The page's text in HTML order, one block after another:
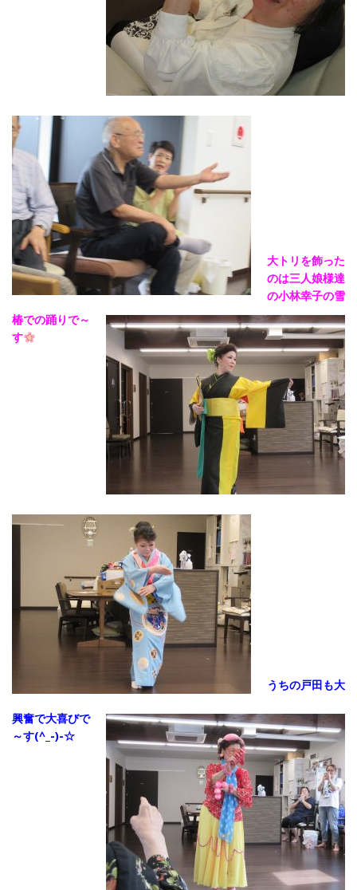
大トリを飾った
のは三人娘様達
の小林幸子の雪
椿での踊りで～
す
うちの戸田も大
興奮で大喜びで
～す(^_-)-☆